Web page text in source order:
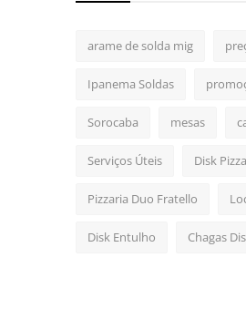
arame de solda mig
Ipanema Soldas
Sorocaba mesas
Serviços Úteis Disk Pizza
Pizzaria Duo Fratello
Disk Entulho Chagas